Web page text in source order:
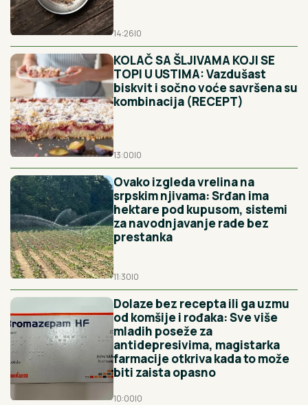
14:26|0
KOLAČ SA ŠLJIVAMA KOJI SE
TOPI U USTIMA: Vazdušast
biskvit i sočno voće savršena su
kombinacija (RECEPT)
13:00|0
Ovako izgleda vrelina na
srpskim njivama: Srđan ima
hektare pod kupusom, sistemi
za navodnjavanje rade bez
prestanka
11:30|0
Dolaze bez recepta ili ga uzmu
od komšije i rođaka: Sve više
mladih poseže za
antidepresivima, magistarka
farmacije otkriva kada to može
biti zaista opasno
10:00|0